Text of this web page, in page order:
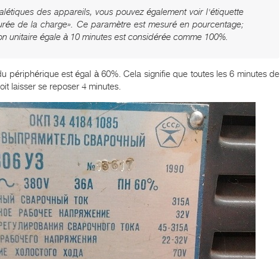
des appareils, vous pouvez également voir l'étiquette
de la charge». Ce paramètre est mesuré en pourcentage;
unitaire égale à 10 minutes est considérée comme 100%.
périphérique est égal à 60%. Cela signifie que toutes les 6 minutes de
laisser se reposer 4 minutes.